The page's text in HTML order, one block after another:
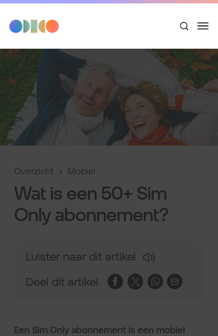
Overzicht Mobiel
Wat is een 50+ Sim
Only abonnement?
Luister naar dit artikel
Deel dit artikel
Een Sim Only abonnement is een mobiel